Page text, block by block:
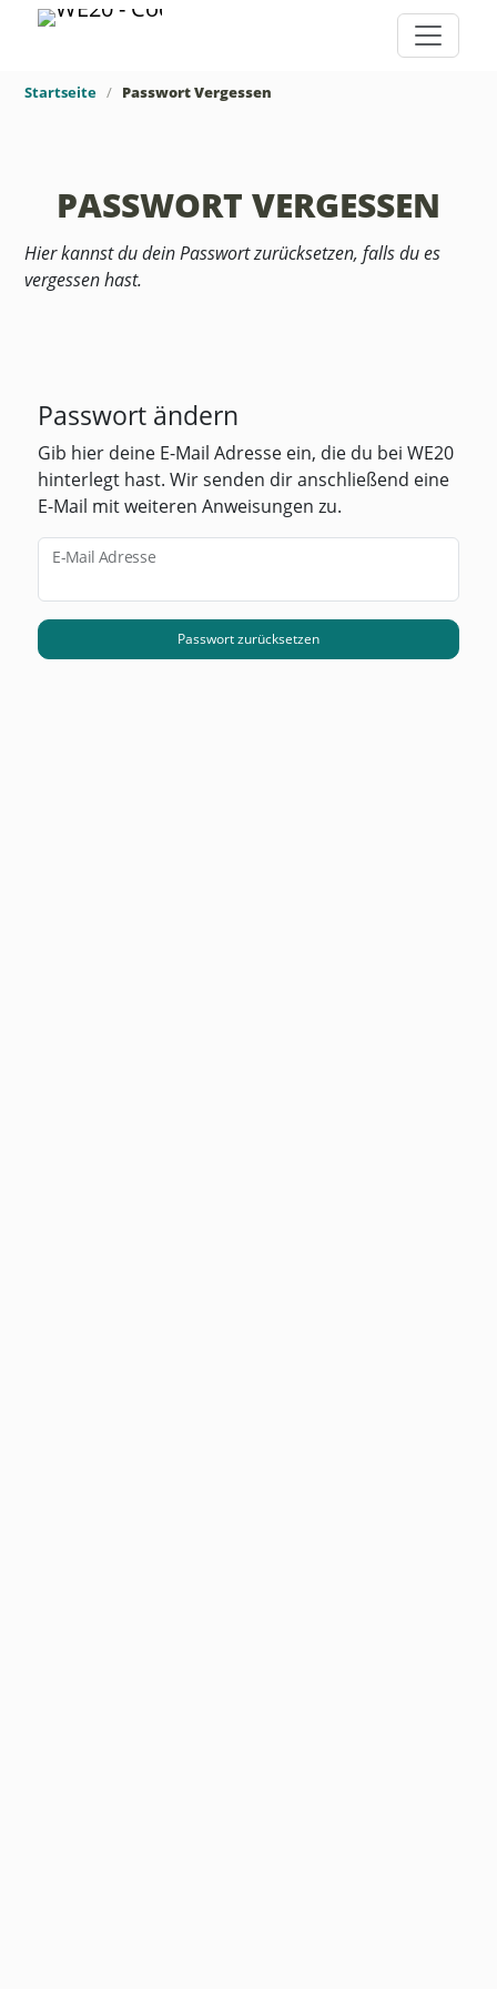
Startseite Passwort Vergessen
PASSWORT VERGESSEN
Hier kannst du dein Passwort zurücksetzen, falls du es
vergessen hast.
Passwort ändern
Gib hier deine E-Mail Adresse ein, die du bei WE20
hinterlegt hast. Wir senden dir anschließend eine
E-Mail mit weiteren Anweisungen zu.
E-Mail Adresse
Passwort zurücksetzen